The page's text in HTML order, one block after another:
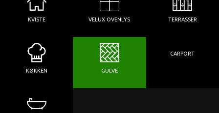
KVISTE VELUX OVENLYS TERRASSER
KØKKEN GULVE
CARPORT